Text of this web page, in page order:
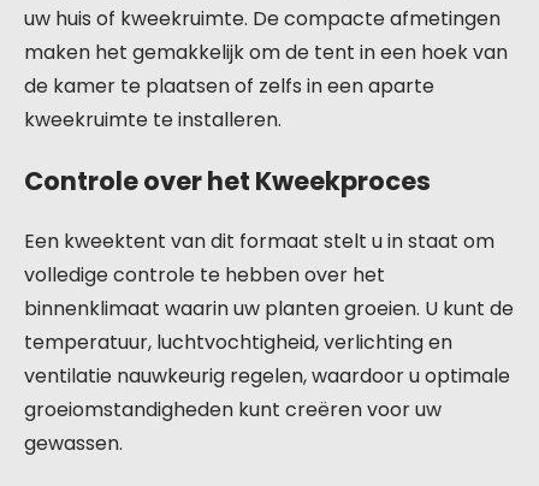
uw huis of kweekruimte. De compacte afmetingen
maken het gemakkelijk om de tent in een hoek van
de kamer te plaatsen of zelfs in een aparte
kweekruimte te installeren.
Controle over het Kweekproces
Een kweektent van dit formaat stelt u in staat om
volledige controle te hebben over het
binnenklimaat waarin uw planten groeien. U kunt de
temperatuur, luchtvochtigheid, verlichting en
ventilatie nauwkeurig regelen, waardoor u optimale
groeiomstandigheden kunt creëren voor uw
gewassen.